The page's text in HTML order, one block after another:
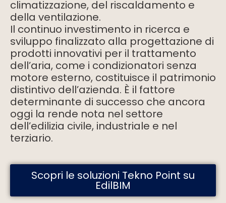
climatizzazione, del riscaldamento e
della ventilazione.
Il continuo investimento in ricerca e
sviluppo finalizzato alla progettazione di
prodotti innovativi per il trattamento
dell’aria, come i condizionatori senza
motore esterno, costituisce il patrimonio
distintivo dell’azienda. È il fattore
determinante di successo che ancora
oggi la rende nota nel settore
dell’edilizia civile, industriale e nel
terziario.
Scopri le soluzioni Tekno Point su
EdilBIM